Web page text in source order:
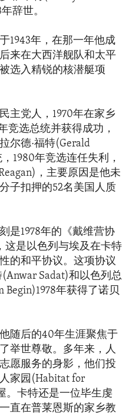
辞世。
1943年，在那一年他成
来在大西洋舰队和太平
选入精锐的核潜艇项
主党人，1970年在家乡
竞选总统并获得成功，
尔德·福特(Gerald
1980年竞选连任失利，
，主要原因是他未
子扣押的52名美国人质
是1978年的《戴维营协
这是以色列与埃及在卡特
的和平协议。这项协议
Sadat)和以色列总
Begin)1978年获得了诺贝
随后的40年生涯聚焦于
举世尊敬。多年来，人
愿服务的身影，他们投
家园(Habitat for
。卡特还是一位毕生虔
直在普莱恩斯的家乡教